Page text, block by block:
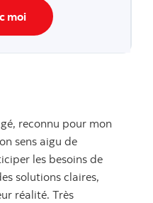
moi
reconnu pour mon
sens aigu de
les besoins de
solutions claires,
réalité. Très